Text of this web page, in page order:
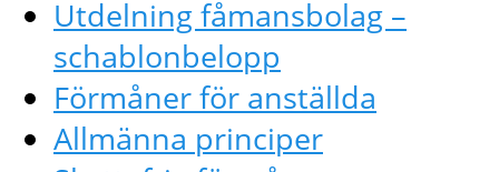
Utdelning fåmansbolag –
schablonbelopp
Förmåner för anställda
Allmänna principer